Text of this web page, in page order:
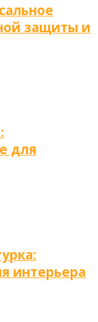
защиты и
для
интерьера